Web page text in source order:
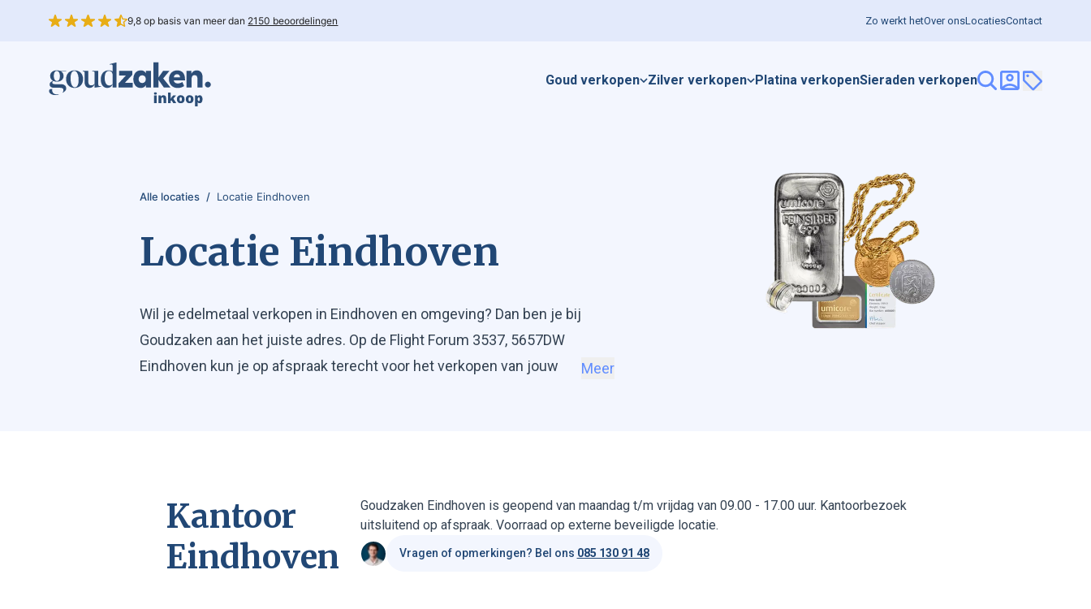
9,8 op basis van meer dan 2150 beoordelingen Zo werkt hetOver onsLocatiesContact
Goud verkopen Zilver verkopen Platina verkopenSieraden verkopen
Alle locaties / Locatie Eindhoven
Locatie Eindhoven
Wil je edelmetaal verkopen in Eindhoven en omgeving? Dan ben je bij
Goudzaken aan het juiste adres. Op de Flight Forum 3537, 5657DW
Eindhoven kun je op afspraak terecht voor het verkopen van jouw
Meer
Kantoor
Eindhoven
Goudzaken Eindhoven is geopend van maandag t/m vrijdag van 09.00 - 17.00 uur. Kantoorbezoek
uitsluitend op afspraak. Voorraad op externe beveiligde locatie.
Vragen of opmerkingen? Bel ons 085 130 91 48